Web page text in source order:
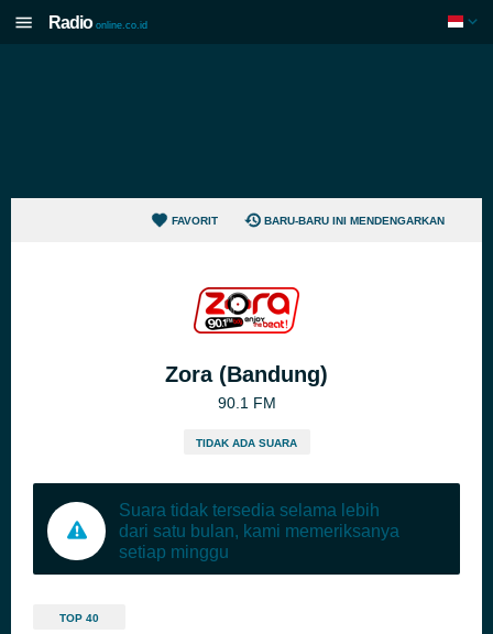
Radio online.co.id
FAVORIT BARU-BARU INI MENDENGARKAN
Zora (Bandung)
90.1 FM
TIDAK ADA SUARA
Suara tidak tersedia selama lebih
dari satu bulan, kami memeriksanya
setiap minggu
TOP 40